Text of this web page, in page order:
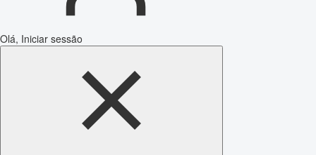
Olá, Iniciar sessão